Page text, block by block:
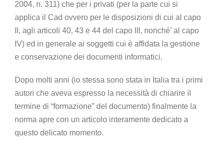
2004, n. 311) che per i privati (per la parte cui si
applica il Cad ovvero per le disposizioni di cui al capo
II, agli articoli 40, 43 e 44 del capo III, nonché’ al capo
IV) ed in generale ai soggetti cui è affidata la gestione
e conservazione dei documenti informatici.
Dopo molti anni (io stessa sono stata in Italia tra i primi
autori che aveva espresso la necessità di chiarire il
termine di “formazione” del documento) finalmente la
norma apre con un articolo interamente dedicato a
questo delicato momento.